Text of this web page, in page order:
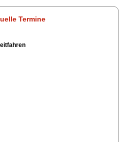
Termine